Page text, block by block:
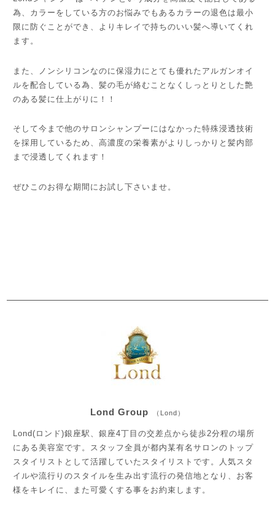
為、カラーをしている方のお悩みでもあるカラーの退色は最小
限に防ぐことができ、よりキレイで持ちのいい髪へ導いてくれ
ます。
また、ノンシリコンなのに保湿力にとても優れたアルガンオイ
ルを配合している為、髪の毛が絡むことなくしっとりとした艶
のある髪に仕上がりに！！
そして今まで他のサロンシャンプーにはなかった特殊浸透技術
を採用しているため、高濃度の栄養素がよりしっかりと髪内部
まで浸透してくれます！
ぜひこのお得な期間にお試し下さいませ。
Lond Group （Lond）
Lond(ロンド)銀座駅、銀座4丁目の交差点から徒歩2分程の場所
にある美容室です。スタッフ全員が都内某有名サロンのトップ
スタイリストとして活躍していたスタイリストです。人気スタ
イルや流行りのスタイルを生み出す流行の発信地となり、お客
様をキレイに、また可愛くする事をお約束します。